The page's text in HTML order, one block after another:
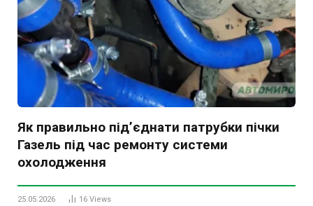
Як правильно під’єднати патрубки пічки
Газель під час ремонту системи
охолодження
25.05.2026 16 Views